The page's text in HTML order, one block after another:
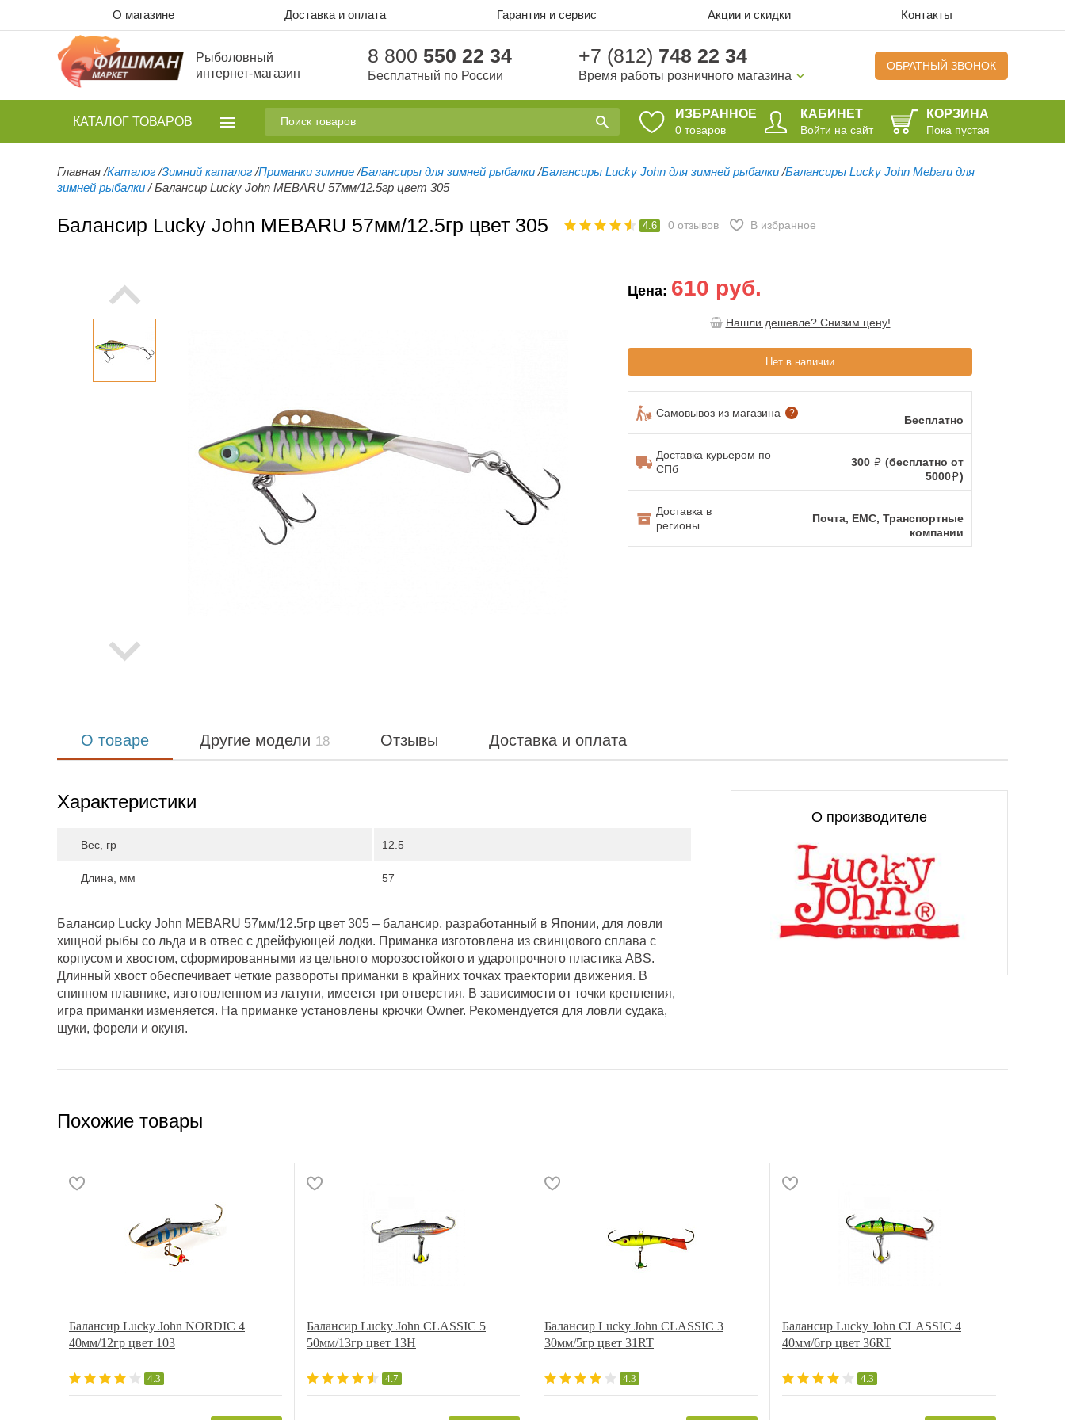
О магазине Доставка и оплата Гарантия и сервис Акции и скидки Контакты
Рыболовный
интернет-магазин
8 800 550 22 34
Бесплатный по России
+7 (812) 748 22 34
Время работы розничного магазина
ОБРАТНЫЙ ЗВОНОК
ИЗБРАННОЕ
0 товаров
КАБИНЕТ
Войти на сайт
КОРЗИНА
Пока пустая
КАТАЛОГ ТОВАРОВ
Главная /Каталог /Зимний каталог /Приманки зимние /Балансиры для зимней рыбалки /Балансиры Lucky John для зимней рыбалки /Балансиры Lucky John Mebaru для
зимней рыбалки /Балансир Lucky John MEBARU 57мм/12.5гр цвет 305
Балансир Lucky John MEBARU 57мм/12.5гр цвет 305 4.6 0 отзывов В избранное
Цена: 610 руб.
Нашли дешевле? Снизим цену!
Нет в наличии
Самовывоз из магазина ?
Бесплатно
Доставка курьером по
СПб
300
(бесплатно от
5000
)
Доставка в
регионы
Почта, ЕМС, Транспортные
компании
О товаре Другие модели 18 Отзывы Доставка и оплата
О производителе
Характеристики
Вес, гр 12.5
Длина, мм 57
Балансир Lucky John MEBARU 57мм/12.5гр цвет 305 – балансир, разработанный в Японии, для ловли
хищной рыбы со льда и в отвес с дрейфующей лодки. Приманка изготовлена из свинцового сплава с
корпусом и хвостом, сформированными из цельного морозостойкого и ударопрочного пластика ABS.
Длинный хвост обеспечивает четкие развороты приманки в крайних точках траектории движения. В
спинном плавнике, изготовленном из латуни, имеется три отверстия. В зависимости от точки крепления,
игра приманки изменяется. На приманке установлены крючки Owner. Рекомендуется для ловли судака,
щуки, форели и окуня.
Похожие товары
Балансир Lucky John NORDIC 4
40мм/12гр цвет 103
4.3
Балансир Lucky John CLASSIC 5
50мм/13гр цвет 13H
4.7
Балансир Lucky John CLASSIC 3
30мм/5гр цвет 31RT
4.3
Балансир Lucky John CLASSIC 4
40мм/6гр цвет 36RT
4.3